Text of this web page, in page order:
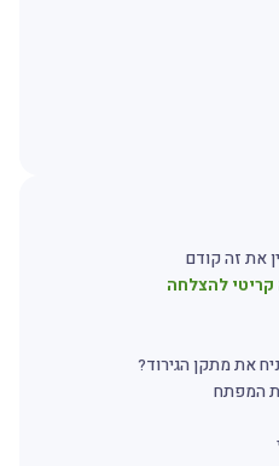
את זה קודם
להצלחה
את מתקן הגירוד?
המפתח